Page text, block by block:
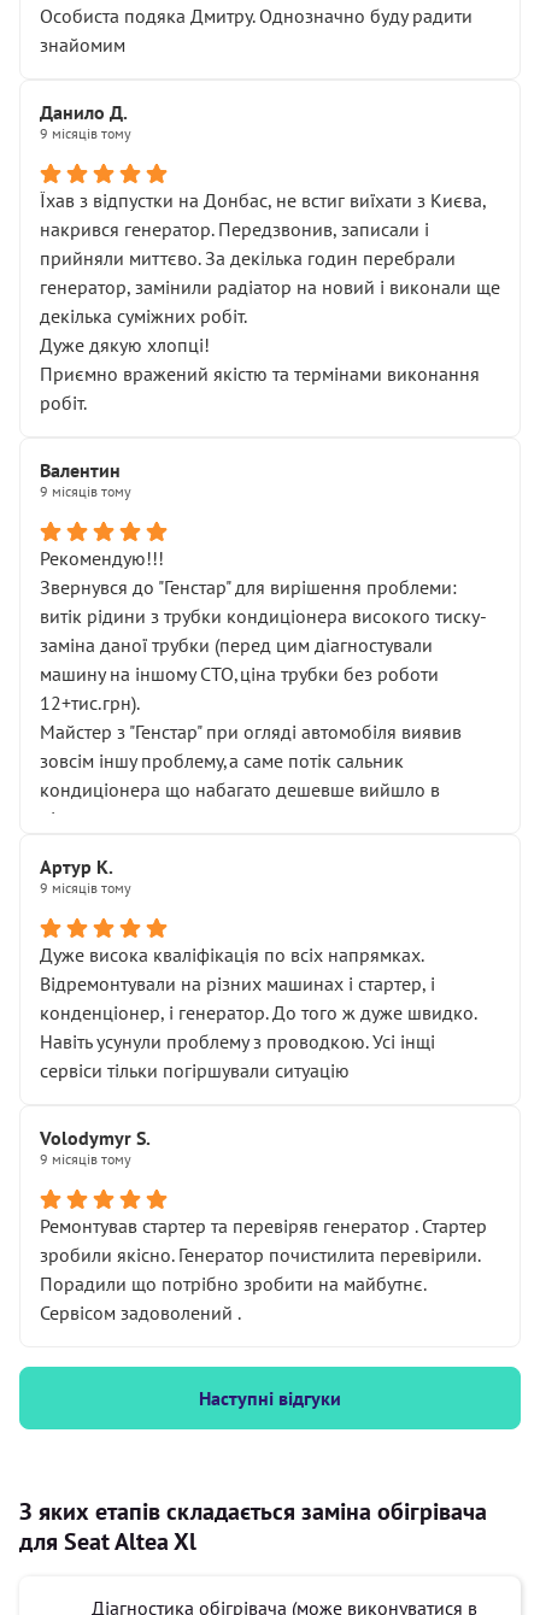
Особиста подяка Дмитру. Однозначно буду радити
знайомим
Данило Д.
9 місяців тому
Їхав з відпустки на Донбас, не встиг виїхати з Києва,
накрився генератор. Передзвонив, записали і
прийняли миттєво. За декілька годин перебрали
генератор, замінили радіатор на новий і виконали ще
декілька суміжних робіт.
Дуже дякую хлопці!
Приємно вражений якістю та термінами виконання
робіт.
Валентин
9 місяців тому
Рекомендую!!!
Звернувся до "Генстар" для вирішення проблеми:
витік рідини з трубки кондиціонера високого тиску-
заміна даної трубки (перед цим діагностували
машину на іншому СТО,ціна трубки без роботи
12+тис.грн).
Майстер з "Генстар" при огляді автомобіля виявив
зовсім іншу проблему,а саме потік сальник
кондиціонера що набагато дешевше вийшло в
підсумку.
Артур К.
9 місяців тому
Дуже висока кваліфікація по всіх напрямках.
Відремонтували на різних машинах і стартер, і
конденціонер, і генератор. До того ж дуже швидко.
Навіть усунули проблему з проводкою. Усі інщі
сервіси тільки погіршували ситуацію
Volodymyr S.
9 місяців тому
Ремонтував стартер та перевіряв генератор . Стартер
зробили якісно. Генератор почистилита перевірили.
Порадили що потрібно зробити на майбутнє.
Сервісом задоволений .
Наступні відгуки
З яких етапів складається заміна обігрівача
для Seat Altea Xl
Діагностика обігрівача (може виконуватися в